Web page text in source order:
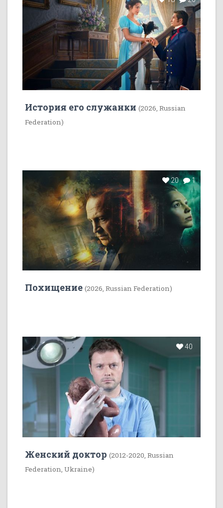
История его служанки (2026, Russian
Federation)
20 1
Похищение (2026, Russian Federation)
40
Женский доктор (2012-2020, Russian
Federation, Ukraine)